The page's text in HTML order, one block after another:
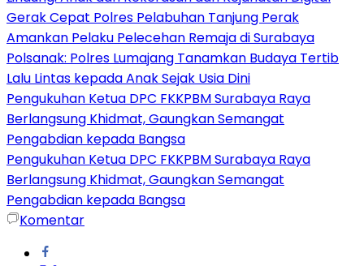
Gerak Cepat Polres Pelabuhan Tanjung Perak
Amankan Pelaku Pelecehan Remaja di Surabaya
Polsanak: Polres Lumajang Tanamkan Budaya Tertib
Lalu Lintas kepada Anak Sejak Usia Dini
Pengukuhan Ketua DPC FKKPBM Surabaya Raya
Berlangsung Khidmat, Gaungkan Semangat
Pengabdian kepada Bangsa
Pengukuhan Ketua DPC FKKPBM Surabaya Raya
Berlangsung Khidmat, Gaungkan Semangat
Pengabdian kepada Bangsa
Komentar